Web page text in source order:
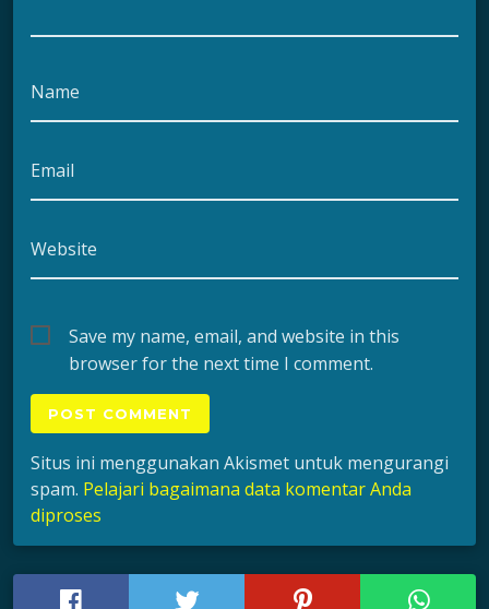
Name
Email
Website
Save my name, email, and website in this
browser for the next time I comment.
Situs ini menggunakan Akismet untuk mengurangi
spam. Pelajari bagaimana data komentar Anda
diproses